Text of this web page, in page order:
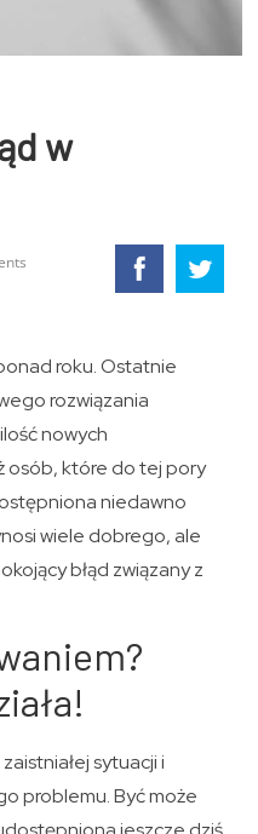
w
roku. Ostatnie
rozwiązania
nowych
osób, które do tej pory
niedawno
wiele dobrego, ale
błąd związany z
sytuacji i
problemu. Być może